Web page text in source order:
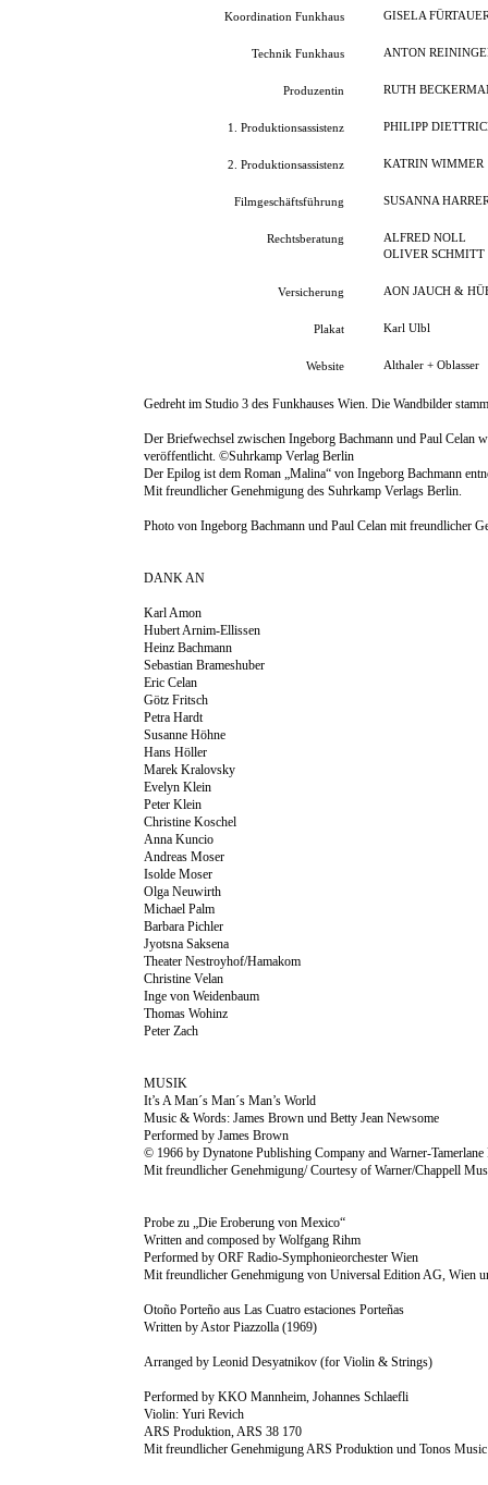
Koordination Funkhaus GISELA
Technik Funkhaus ANTON
Produzentin RUTH
1. Produktionsassistenz PHILIPP
2. Produktionsassistenz KATRIN WIMMER
Filmgeschäftsführung SUSANNA
Rechtsberatung
ALFRED NOLL
OLIVER SCHMITT
Versicherung AON JAUCH &
Plakat Karl Ulbl
Website Althaler + Oblasser
Gedreht im Studio 3 des Funkhauses Wien. Die Wandbilder
Der Briefwechsel zwischen Ingeborg Bachmann und Paul Celan
veröffentlicht. ©Suhrkamp Verlag Berlin
Der Epilog ist dem Roman „Malina“ von Ingeborg Bachmann
Mit freundlicher Genehmigung des Suhrkamp Verlags Berlin.
Photo von Ingeborg Bachmann und Paul Celan mit freundlicher
DANK AN
Karl Amon
Hubert Arnim-Ellissen
Heinz Bachmann
Sebastian Brameshuber
Eric Celan
Götz Fritsch
Petra Hardt
Susanne Höhne
Hans Höller
Marek Kralovsky
Evelyn Klein
Peter Klein
Christine Koschel
Anna Kuncio
Andreas Moser
Isolde Moser
Olga Neuwirth
Michael Palm
Barbara Pichler
Jyotsna Saksena
Theater Nestroyhof/Hamakom
Christine Velan
Inge von Weidenbaum
Thomas Wohinz
Peter Zach
MUSIK
It’s A Man´s Man´s Man’s World
Music & Words: James Brown und Betty Jean Newsome
Performed by James Brown
© 1966 by Dynatone Publishing Company and Warner-
Mit freundlicher Genehmigung/ Courtesy of Warner/Chappell
Probe zu „Die Eroberung von Mexico“
Written and composed by Wolfgang Rihm
Performed by ORF Radio-Symphonieorchester Wien
Mit freundlicher Genehmigung von Universal Edition AG, Wien
Otoño Porteño aus Las Cuatro estaciones Porteñas
Written by Astor Piazzolla (1969)
Arranged by Leonid Desyatnikov (for Violin & Strings)
Performed by KKO Mannheim, Johannes Schlaefli
Violin: Yuri Revich
ARS Produktion, ARS 38 170
Mit freundlicher Genehmigung ARS Produktion und Tonos